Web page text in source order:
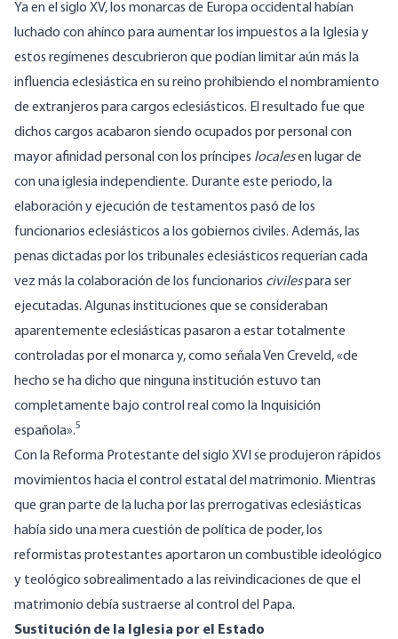
Ya en el siglo XV, los monarcas de Europa occidental habían
luchado con ahínco para aumentar los impuestos a la Iglesia y
estos regímenes descubrieron que podían limitar aún más la
influencia eclesiástica en su reino prohibiendo el nombramiento
de extranjeros para cargos eclesiásticos. El resultado fue que
dichos cargos acabaron siendo ocupados por personal con
mayor afinidad personal con los príncipes localesen lugar de
con una iglesia independiente. Durante este periodo, la
elaboración y ejecución de testamentos pasó de los
funcionarios eclesiásticos a los gobiernos civiles. Además, las
penas dictadas por los tribunales eclesiásticos requerían cada
vez más la colaboración de los funcionarios civilespara ser
ejecutadas. Algunas instituciones que se consideraban
aparentemente eclesiásticas pasaron a estar totalmente
controladas por el monarca y, como señala Ven Creveld, «de
hecho se ha dicho que ninguna institución estuvo tan
completamente bajo control real como la Inquisición
española».5
Con la Reforma Protestante del siglo XVI se produjeron rápidos
movimientos hacia el control estatal del matrimonio. Mientras
que gran parte de la lucha por las prerrogativas eclesiásticas
había sido una mera cuestión de política de poder, los
reformistas protestantes aportaron un combustible ideológico
y teológico sobrealimentado a las reivindicaciones de que el
matrimonio debía sustraerse al control del Papa.
Sustitución de la Iglesia por el Estado